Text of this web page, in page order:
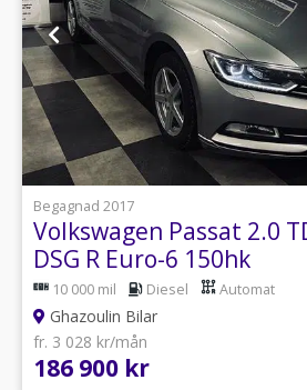
1
Begagnad 2017
Volkswagen Passat 2.0
DSG R Euro-6 150hk
10 000 mil Diesel Automat
Ghazoulin Bilar
fr. 3 028 kr/mån
186 900 kr